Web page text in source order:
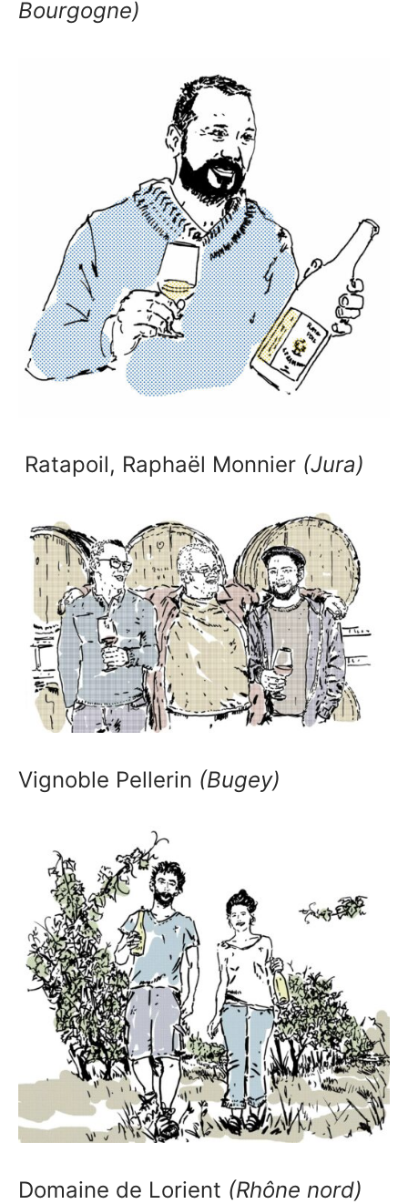
Bourgogne)
Ratapoil, Raphaël Monnier (Jura)
Vignoble Pellerin (Bugey)
Domaine de Lorient (Rhône nord)